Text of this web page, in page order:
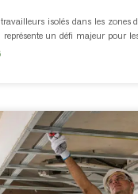
isolés dans les zones
représente un défi majeur pour